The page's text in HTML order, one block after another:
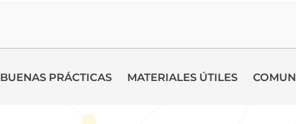
BUENAS PRÁCTICAS MATERIALES ÚTILES